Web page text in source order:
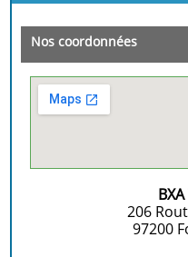
Nos coordonnées
206
97200